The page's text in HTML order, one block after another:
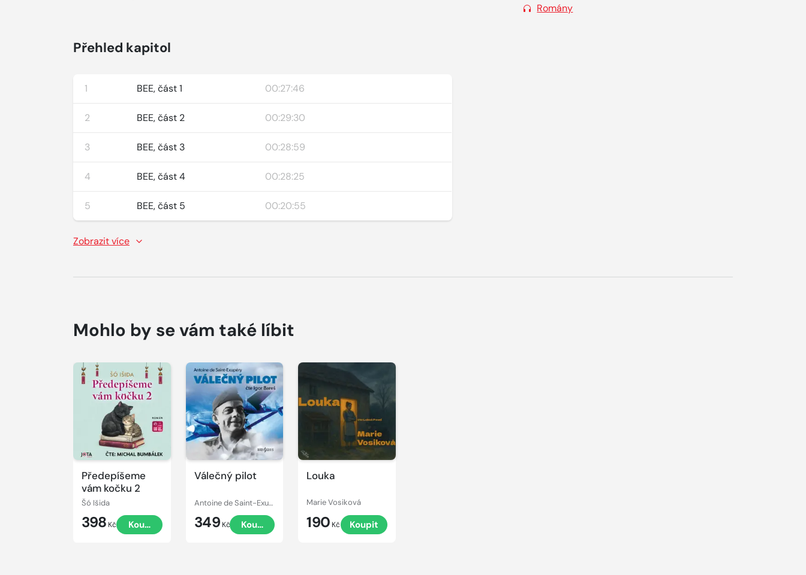
Přehled kapitol
1 BEE, část 1 00:27:46
2 BEE, část 2 00:29:30
3 BEE, část 3 00:28:59
4 BEE, část 4 00:28:25
5 BEE, část 5 00:20:55
Zobrazit více
Romány
Mohlo by se vám také líbit
Předepíšeme
vám kočku 2
Šó Išida
398 Kč Koupit
Přehrát
ukázku
Válečný pilot
Antoine de Saint-Exupéry
349 Kč Koupit
Přehrát
ukázku
Louka
Marie Vosiková
190 Kč Koupit